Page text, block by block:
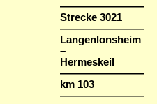
————————
Strecke 3021
————————
Langenlonsheim
–
Hermeskeil
————————
km 103
————————